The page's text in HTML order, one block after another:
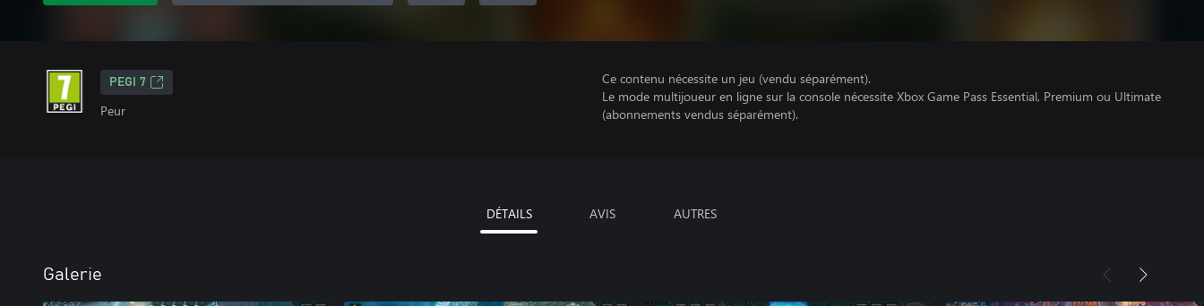
PEGI 7
Peur
Ce contenu nécessite un jeu (vendu séparément).
Le mode multijoueur en ligne sur la console nécessite Xbox Game Pass Essential, Premium ou Ultimate
(abonnements vendus séparément).
DÉTAILS AVIS AUTRES
Galerie